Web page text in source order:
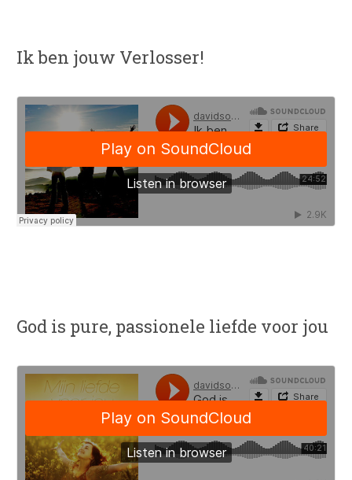
Ik ben jouw Verlosser!
God is pure, passionele liefde voor jou